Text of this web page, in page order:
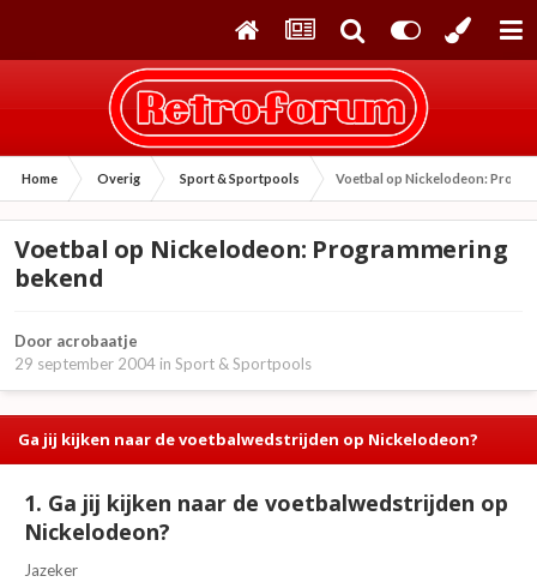
Home Overig Sport & Sportpools Voetbal op Nickelodeon:
Voetbal op Nickelodeon: Programmering
bekend
Door acrobaatje
29 september 2004 in Sport & Sportpools
Ga jij kijken naar de voetbalwedstrijden op Nickelodeon?
1. Ga jij kijken naar de voetbalwedstrijden op
Nickelodeon?
Jazeker